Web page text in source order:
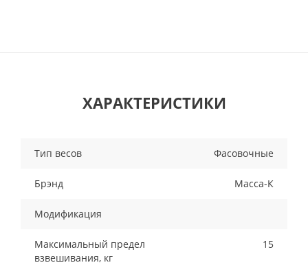
ХАРАКТЕРИСТИКИ
Тип весов Фасовочные
Брэнд Масса-К
Модификация
Максимальный предел
взвешивания, кг
15